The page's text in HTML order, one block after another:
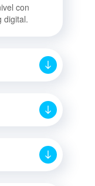
con
digital.